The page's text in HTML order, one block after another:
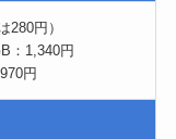
280円）
：1,340円
円